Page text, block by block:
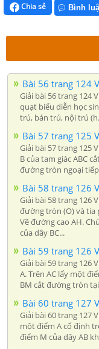
Chia sẻ Bình
Bài 56 trang 124
Giải bài 56 trang 124
quạt biểu diễn học
trú, bán trú, nội trú
Bài 57 trang 125
Giải bài 57 trang 125
B của tam giác ABC
đường tròn ngoại tiếp
Bài 58 trang 126
Giải bài 58 trang 126
đường tròn (O) và tia
Vẽ đường cao AH.
của dây BC...
Bài 59 trang 126
Giải bài 59 trang 126
A. Trên AC lấy một
BM cắt đường tròn
Bài 60 trang 127
Giải bài 60 trang 127
một điểm A cố định
điểm M của dây AB